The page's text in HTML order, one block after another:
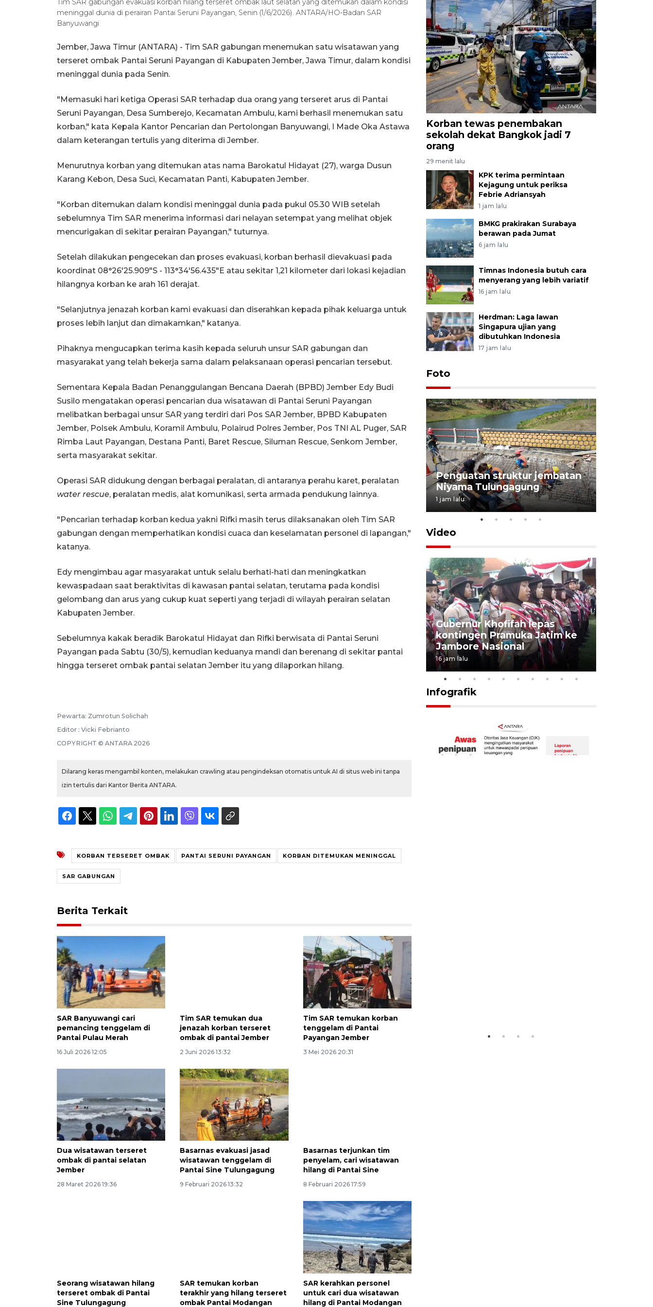
Tim SAR gabungan evakuasi korban hilang terseret ombak laut selatan yang ditemukan dalam kondisi
meninggal dunia di perairan Pantai Seruni Payangan, Senin (1/6/2026). ANTARA/HO-Badan SAR
Banyuwangi
Jember, Jawa Timur (ANTARA) - Tim SAR gabungan menemukan satu wisatawan yang
terseret ombak Pantai Seruni Payangan di Kabupaten Jember, Jawa Timur, dalam kondisi
meninggal dunia pada Senin.
"Memasuki hari ketiga Operasi SAR terhadap dua orang yang terseret arus di Pantai
Seruni Payangan, Desa Sumberejo, Kecamatan Ambulu, kami berhasil menemukan satu
korban," kata Kepala Kantor Pencarian dan Pertolongan Banyuwangi, I Made Oka Astawa
dalam keterangan tertulis yang diterima di Jember.
Menurutnya korban yang ditemukan atas nama Barokatul Hidayat (27), warga Dusun
Karang Kebon, Desa Suci, Kecamatan Panti, Kabupaten Jember.
"Korban ditemukan dalam kondisi meninggal dunia pada pukul 05.30 WIB setelah
sebelumnya Tim SAR menerima informasi dari nelayan setempat yang melihat objek
mencurigakan di sekitar perairan Payangan," tuturnya.
Setelah dilakukan pengecekan dan proses evakuasi, korban berhasil dievakuasi pada
koordinat 08°26'25.909"S - 113°34'56.435"E atau sekitar 1,21 kilometer dari lokasi kejadian
hilangnya korban ke arah 161 derajat.
"Selanjutnya jenazah korban kami evakuasi dan diserahkan kepada pihak keluarga untuk
proses lebih lanjut dan dimakamkan," katanya.
Pihaknya mengucapkan terima kasih kepada seluruh unsur SAR gabungan dan
masyarakat yang telah bekerja sama dalam pelaksanaan operasi pencarian tersebut.
Sementara Kepala Badan Penanggulangan Bencana Daerah (BPBD) Jember Edy Budi
Susilo mengatakan operasi pencarian dua wisatawan di Pantai Seruni Payangan
melibatkan berbagai unsur SAR yang terdiri dari Pos SAR Jember, BPBD Kabupaten
Jember, Polsek Ambulu, Koramil Ambulu, Polairud Polres Jember, Pos TNI AL Puger, SAR
Rimba Laut Payangan, Destana Panti, Baret Rescue, Siluman Rescue, Senkom Jember,
serta masyarakat sekitar.
Operasi SAR didukung dengan berbagai peralatan, di antaranya perahu karet, peralatan
water rescue, peralatan medis, alat komunikasi, serta armada pendukung lainnya.
"Pencarian terhadap korban kedua yakni Rifki masih terus dilaksanakan oleh Tim SAR
gabungan dengan memperhatikan kondisi cuaca dan keselamatan personel di lapangan,"
katanya.
Edy mengimbau agar masyarakat untuk selalu berhati-hati dan meningkatkan
kewaspadaan saat beraktivitas di kawasan pantai selatan, terutama pada kondisi
gelombang dan arus yang cukup kuat seperti yang terjadi di wilayah perairan selatan
Kabupaten Jember.
Sebelumnya kakak beradik Barokatul Hidayat dan Rifki berwisata di Pantai Seruni
Payangan pada Sabtu (30/5), kemudian keduanya mandi dan berenang di sekitar pantai
hingga terseret ombak pantai selatan Jember itu yang dilaporkan hilang.
Pewarta: Zumrotun Solichah
Editor : Vicki Febrianto
COPYRIGHT © ANTARA 2026
Dilarang keras mengambil konten, melakukan crawling atau pengindeksan otomatis untuk AI di situs web ini tanpa
izin tertulis dari Kantor Berita ANTARA.
KORBAN TERSERET OMBAK PANTAI SERUNI PAYANGAN KORBAN DITEMUKAN MENINGGAL
SAR GABUNGAN
Berita Terkait
SAR Banyuwangi cari
pemancing tenggelam di
Pantai Pulau Merah
16 Juli 2026 12:05
Tim SAR temukan dua
jenazah korban terseret
ombak di pantai Jember
2 Juni 2026 13:32
Tim SAR temukan korban
tenggelam di Pantai
Payangan Jember
3 Mei 2026 20:31
Dua wisatawan terseret
ombak di pantai selatan
Jember
28 Maret 2026 19:36
Basarnas evakuasi jasad
wisatawan tenggelam di
Pantai Sine Tulungagung
9 Februari 2026 13:32
Basarnas terjunkan tim
penyelam, cari wisatawan
hilang di Pantai Sine
8 Februari 2026 17:59
Seorang wisatawan hilang
terseret ombak di Pantai
Sine Tulungagung
SAR temukan korban
terakhir yang hilang terseret
ombak Pantai Modangan
SAR kerahkan personel
untuk cari dua wisatawan
hilang di Pantai Modangan
Korban tewas penembakan
sekolah dekat Bangkok jadi 7
orang
29 menit lalu
KPK terima permintaan
Kejagung untuk periksa
Febrie Adriansyah
1 jam lalu
BMKG prakirakan Surabaya
berawan pada Jumat
6 jam lalu
Timnas Indonesia butuh cara
menyerang yang lebih variatif
16 jam lalu
Herdman: Laga lawan
Singapura ujian yang
dibutuhkan Indonesia
17 jam lalu
Foto
Peningkatan perputaran
ekonomi Piala Presiden 2026
1 jam lalu
Penguatan struktur jembatan
Niyama Tulungagung
1 jam lalu
Video
Desa Tangguh Bencana di
Jawa Timur
5 Agustus 2026 19:09
Gubernur Khofifah lepas
kontingen Pramuka Jatim ke
Jambore Nasional
16 jam lalu
Infografik
Ekspedisi Rupiah Berdaulat
2026 sambangi Papua
2026-08-06 13:15:00